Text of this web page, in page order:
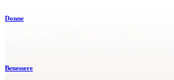
Donne
Benessere